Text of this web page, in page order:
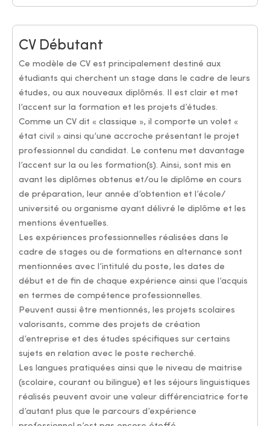
CV Débutant
Ce modèle de CV est principalement destiné aux
étudiants qui cherchent un stage dans le cadre de leurs
études, ou aux nouveaux diplômés. Il est clair et met
l’accent sur la formation et les projets d’études.
Comme un CV dit « classique », il comporte un volet «
état civil » ainsi qu’une accroche présentant le projet
professionnel du candidat. Le contenu met davantage
l’accent sur la ou les formation(s). Ainsi, sont mis en
avant les diplômes obtenus et/ou le diplôme en cours
de préparation, leur année d’obtention et l’école/
université ou organisme ayant délivré le diplôme et les
mentions éventuelles.
Les expériences professionnelles réalisées dans le
cadre de stages ou de formations en alternance sont
mentionnées avec l’intitulé du poste, les dates de
début et de fin de chaque expérience ainsi que l’acquis
en termes de compétence professionnelles.
Peuvent aussi être mentionnés, les projets scolaires
valorisants, comme des projets de création
d’entreprise et des études spécifiques sur certains
sujets en relation avec le poste recherché.
Les langues pratiquées ainsi que le niveau de maitrise
(scolaire, courant ou bilingue) et les séjours linguistiques
réalisés peuvent avoir une valeur différenciatrice forte
d’autant plus que le parcours d’expérience